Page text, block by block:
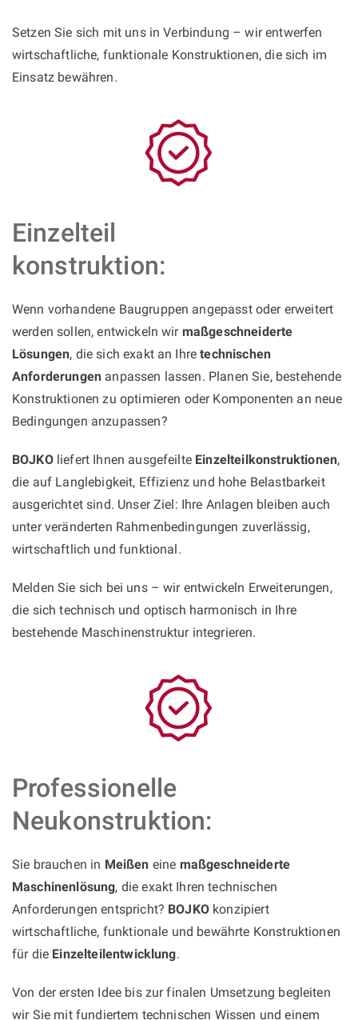
Setzen Sie sich mit uns in Verbindung – wir entwerfen
wirtschaftliche, funktionale Konstruktionen, die sich im
Einsatz bewähren.
Einzelteil
konstruktion:
Wenn vorhandene Baugruppen angepasst oder erweitert
werden sollen, entwickeln wir maßgeschneiderte
Lösungen, die sich exakt an Ihretechnischen
Anforderungen anpassen lassen. Planen Sie, bestehende
Konstruktionen zu optimieren oder Komponenten an neue
Bedingungen anzupassen?
BOJKOliefert Ihnen ausgefeilte Einzelteilkonstruktionen,
die auf Langlebigkeit, Effizienz und hohe Belastbarkeit
ausgerichtet sind. Unser Ziel: Ihre Anlagen bleiben auch
unter veränderten Rahmenbedingungen zuverlässig,
wirtschaftlich und funktional.
Melden Sie sich bei uns – wir entwickeln Erweiterungen,
die sich technisch und optisch harmonisch in Ihre
bestehende Maschinenstruktur integrieren.
Professionelle
Neukonstruktion:
Sie brauchen in Meißen eine maßgeschneiderte
Maschinenlösung, die exakt Ihren technischen
Anforderungen entspricht? BOJKOkonzipiert
wirtschaftliche, funktionale und bewährte Konstruktionen
für die Einzelteilentwicklung.
Von der ersten Idee bis zur finalen Umsetzung begleiten
wir Sie mit fundiertem technischen Wissen und einem